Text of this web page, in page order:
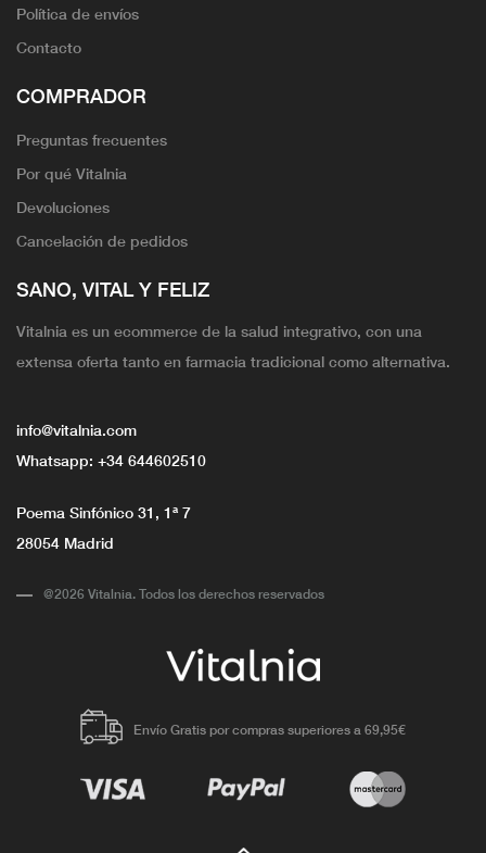
Política de envíos
Contacto
COMPRADOR
Preguntas frecuentes
Por qué Vitalnia
Devoluciones
Cancelación de pedidos
SANO, VITAL Y FELIZ
Vitalnia es un ecommerce de la salud integrativo, con una
extensa oferta tanto en farmacia tradicional como alternativa.
info@vitalnia.com
Whatsapp: +34 644602510
Poema Sinfónico 31, 1ª 7
28054 Madrid
@2026 Vitalnia. Todos los derechos reservados
Envío Gratis por compras superiores a 69,95€